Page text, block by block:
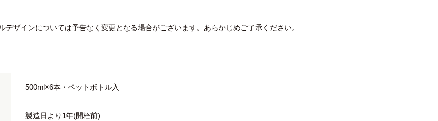
ザインについては予告なく変更となる場合がございます。あらかじめご了承ください。
500ml×6本・ペットボトル入
製造日より1年(開栓前)